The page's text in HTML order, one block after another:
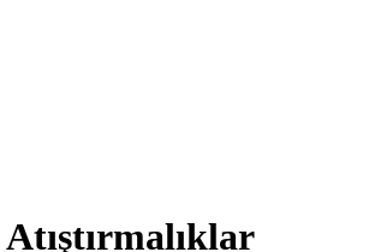
Atıştırmalıklar